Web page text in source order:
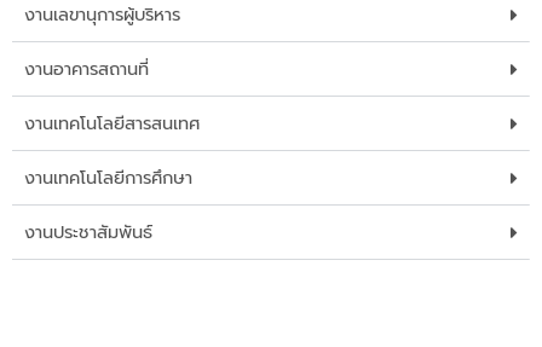
งานเลขานุการผู้บริหาร
งานอาคารสถานที่
งานเทคโนโลยีสารสนเทศ
งานเทคโนโลยีการศึกษา
งานประชาสัมพันธ์